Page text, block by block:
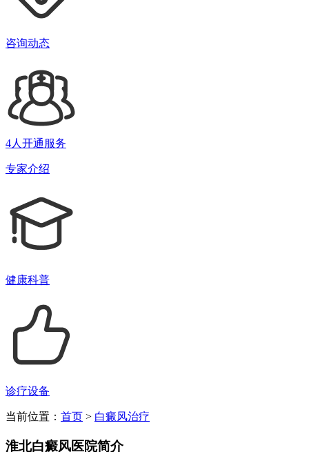
咨询动态
4人开通服务
专家介绍
健康科普
诊疗设备
当前位置： 首页 > 白癜风治疗
淮北白癜风医院简介